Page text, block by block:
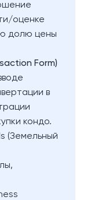
оценке
долю цены
Form)
в
кондо.
(Земельный